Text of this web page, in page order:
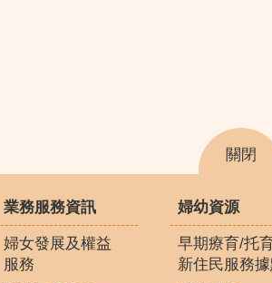
關閉
業務服務資訊
婦女發展及權益
服務
婦幼資源
早期療育/托
新住民服務